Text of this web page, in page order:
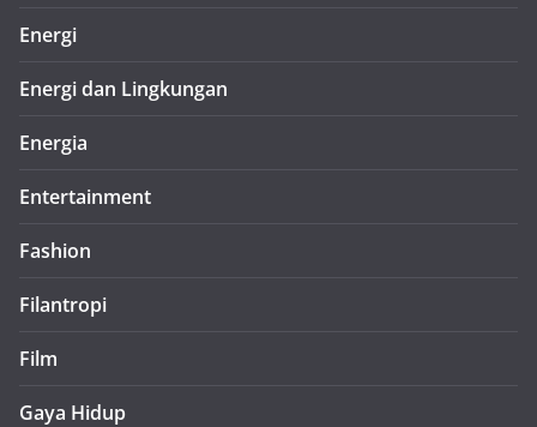
Energi
Energi dan Lingkungan
Energia
Entertainment
Fashion
Filantropi
Film
Gaya Hidup